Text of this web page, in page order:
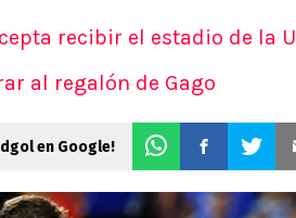
recibir el estadio de la U
al regalón de Gago
en Google!